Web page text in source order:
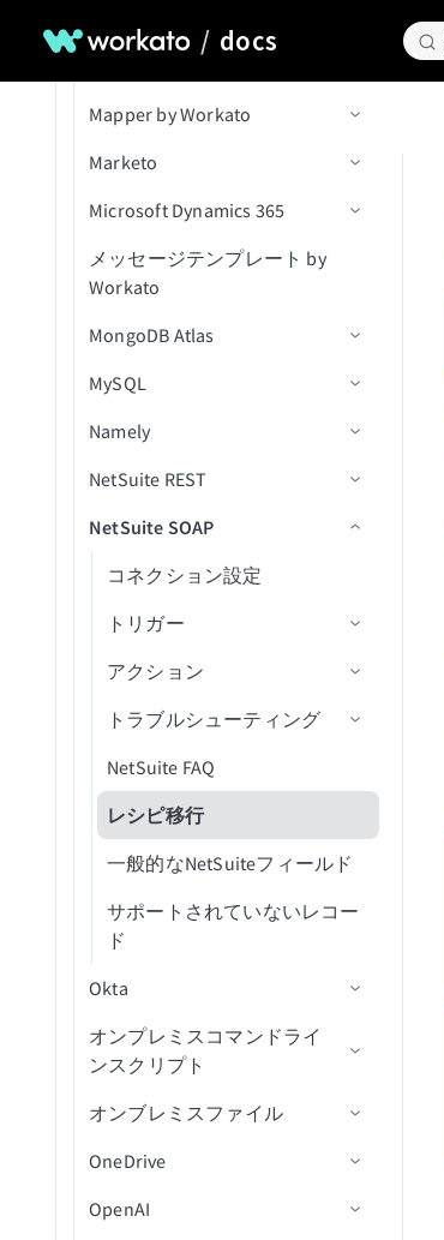
/ docs
レコードを関連付け（バッ
チ）
関連付けを削除（batch）
オブジェクトデータをエク
スポート（file）
CRMデータをインポート
（file）
リスト内の連絡先を取得
（batch）
ッチ）
ワークフローに連絡先を追
（バッチ）
連絡先を削除
エンゲージメントを作成
所有者詳細を取得
IDで所有者詳細を取得
パイプラインステージを検
索（バッチ）
パイプラインを検索
IDでユーザーを取得
ユーザーを検索
ユーザーを更新
クエリ結果をエクスポート
新規課題
アルタイム）
新規/更新済み課題（リアル
タイム）
新規/更新済みワークログ
（リアルタイム）
課題が更新済み
課題が更新済み（バッチ）
添付ファイルをダウンロー
課題の変更ログを取得
課題を取得
課題コメントを取得
課題スキーマを取得
ユーザー詳細を取得
割り当て可能なユーザーを
チ）
コメントを更新
課題を更新
課題ステータスを更新
添付ファイルをアップロー
ド
IDでコメントを取得
キューを取得
キュー内の課題を取得
ジ（リアルタイム）
メッセージをトピックに公
キュー内のメッセージを受
関連付けを削除
オブジェクトの作成
オブジェクトの削除
IDでオブジェクトを取得
ID別にオブジェクトを一覧
表示
ユーザーをロック
ユーザーMFAをリセット
トリガーコマンドを実行
オブジェクトの検索
従業員IDでユーザーを検索
ユーザーのロックを解除
オブジェクトの更新
システム上のユーザーを更
新
JWTをデコード
トリガー
新規リード獲得フォーム送
アクション
IDでリード獲得フォーム応
リード獲得フォーム回答を
コネクション設定
トリガー
キャンペーンが作成されま
キャンペーンが開封されま
した
新規リスト
新規購読者
新規または更新済み購読者
アクション
サブスクライバーを追加
加
サブスクライバーアクティ
得
購読者を削除
キャンペーンを検索
購読者を検索
タグを検索
購読者を更新
Mapper by Workato
コネクション設定
アクション
オブジェクトにマッピング
Marketo
コネクション設定
セルフサービスフローステッ
プ
トリガー
新規リードをエクスポート
スポート（bulk）
リストに追加されたリード
を監視(バッチ)
新規セルフサービスフロー
（バッチ）
リスト内の新規リード
新規/更新済みリード
新規/更新済みリード（バッ
アクション
スマートキャンペーンを有
追加（バッチ）
リストにリードを追加（バ
ッチ）
オブジェクトをファイルに
ク）
ファイルからオブジェクト
を一括インポート（バル
ク）
リードプログラムステータ
スを変更（バッチ）
オブジェクトの作成
リードを作成/更新/アップ
サート（batch）
オブジェクトを取得
リストからリードを削除
データをセルフサービスフ
Microsoft Dynamics 365
コネクション設定
削除済みオブジェクト
コードをエクスポート
(バッチ)
新規オブジェクト
新規オブジェクト（リアル
タイム）
新規または更新済みオブジ
ェクト
新規または更新済みオブジ
ェクト（バッチ）
新規または更新済みオブジ
スケジュール済みオブジェ
アクション
オブジェクトの作成
チ）
オブジェクトIDを取得
オブジェクトスキーマの取
オブジェクトを更新（バッ
チ）
メッセージテンプレート by
Workato
MongoDB Atlas
コネクション設定
アクション
ドキュメントを削除
ドキュメントを挿入
ドキュメントをレプリケー
カスタムフィルタークエリの
MySQL
コネクション設定
トリガー
新規行
新規/更新行
スケジュール済みクエリ
アクション
アクションを選択
アクションを挿入
更新アクション
Upsertアクション
削除アクション
カスタムSQLを実行
クエリ結果をエクスポート
Namely
コネクション設定
トリガー
新規従業員プロファイル
新規または更新済み従業員
アクション
ステータス投稿を作成
IDで従業員プロファイル詳
人物プロファイルを検索
人物プロファイルを更新
NetSuite REST
コネクション設定
トリガー
新規分類レコード
新規カスタムレコード
新規または更新済みカスタ
新規または更新済み標準レ
コード
新規標準レコード
アクション
レコードの作成
レコードを作成（async）
レコードの削除
レコードを削除（async）
RESTletスクリプトを実行
SuiteQLクエリを実行
レコードの検索
レコードを変換
レコードの更新
レコードを更新（async）
NetSuite SOAP
コネクション設定
トリガー
新規分類レコード
新規および更新済みレコー
新規レコード
新規/更新済みレコード
ッチ）
タムレコード（バッチ）
レコード（バッチ）
新規/更新済み保存済み検索
保存済み検索内の新規/更新
アクション
レコードの追加
レコードを一括作成
レコードを一括作成
レコードの保存済み検索を
得
トラブルシューティング
NetSuiteコネクション設定
のトラブルシューティング
NetSuiteランタイムのトラ
ブルシューティング
NetSuite FAQ
レシピ移行
一般的なNetSuiteフィールド
サポートされていないレコー
ド
Okta
コネクション設定
検索
オンプレミスコマンドライ
ンスクリプト
コネクション設定
アクション
コマンドラインスクリプト
オンブレミスファイル
コネクション設定
トリガー
OneDrive
コネクション設定
OpenAI